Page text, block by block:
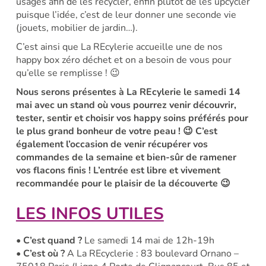
puisque l’idée, c’est de leur donner une seconde vie
(jouets, mobilier de jardin…).
C’est ainsi que La REcylerie accueille une de nos
happy box zéro déchet et on a besoin de vous pour
qu’elle se remplisse ! 😉
Nous serons présentes à La REcylerie le samedi 14
mai avec un stand où vous pourrez venir découvrir,
tester, sentir et choisir vos happy soins préférés pour
le plus grand bonheur de votre peau ! 😉 C’est
également l’occasion de venir récupérer vos
commandes de la semaine et bien-sûr de ramener
vos flacons finis ! L’entrée est libre et vivement
recommandée pour le plaisir de la découverte 😉
LES INFOS UTILES
• C’est quand ?Le samedi 14 mai de 12h-19h
• C’est où ?A La REcyclerie : 83 boulevard Ornano –